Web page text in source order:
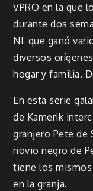
VPRO en la que
durante dos
NL que ganó
diversos
hogar y familia.
En esta serie
de Kamerik
granjero Pete de
novio negro de
tiene los
en la granja.